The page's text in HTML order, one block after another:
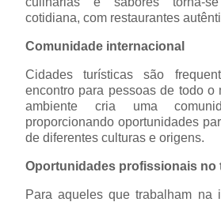
cotidiana, com restaurantes
Comunidade internacional
Cidades turísticas são
encontro para pessoas de todo o
ambiente cria uma
proporcionando oportunidades
de diferentes culturas e origens.
Oportunidades profissionais no
Para aqueles que trabalham na